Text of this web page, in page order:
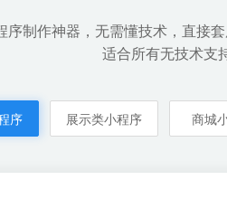
序制作神器，无需懂技术，直接
适合所有无技术支
序 展示类小程序 商城